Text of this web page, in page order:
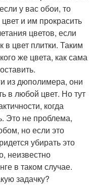
у вас обои, то
и им прокрасить
цветов, если
цвет плитки. Таким
же цвета, как сама
из дюполимера, они
в любой цвет. Но тут
когда
Это не проблема,
но если это
убирать это
неизвестно
в таком случае.
задачку?